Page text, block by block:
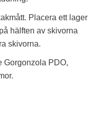
Placera ett lager
hälften av skivorna
skivorna.
Gorgonzola PDO,